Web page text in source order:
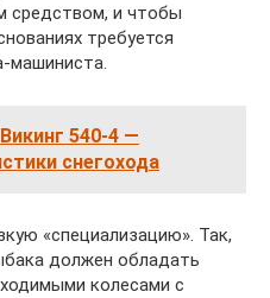
средством, и чтобы
требуется
машиниста.
540-4 —
снегохода
«специализацию». Так,
должен обладать
колесами с